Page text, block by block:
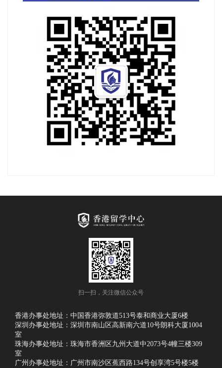
扫一扫，关注微信公众号
香港办事处地址：中国香港弥敦道513号泰和商业大厦6楼
深圳办事处地址：深圳市南山区高新南六道10号朗科大厦1004
室
珠海办事处地址：珠海市香洲区九州大道中2073号4幢三楼309
室
广州办事处地址：广州市南沙区蕉西路134号创享湾5号楼5楼